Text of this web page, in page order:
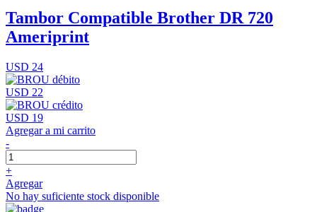
Tambor Compatible Brother DR 720
Ameriprint
USD 24
USD 22
USD 19
Agregar a mi carrito
-
+
Agregar
No hay suficiente stock disponible